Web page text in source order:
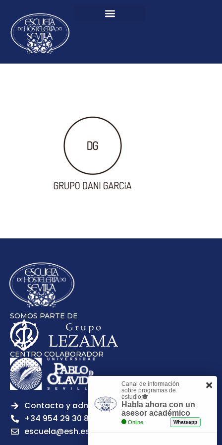
SOMOS PARTE DE
CENTRO COLABORADOR
Contacto y admisiones
+34 954 29 30 81
escuela@esh.es
Canal de información
sobre programas de
estudio🎓
Habla ahora con un
asesor académico
Online Whatsapp